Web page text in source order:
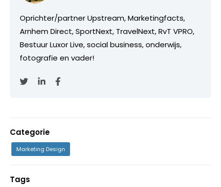
Oprichter/partner Upstream, Marketingfacts,
Arnhem Direct, SportNext, TravelNext, RvT VPRO,
Bestuur Luxor Live, social business, onderwijs,
fotografie en vader!
Categorie
Marketing Design
Tags